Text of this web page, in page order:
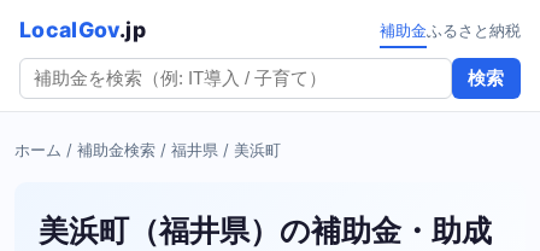
LocalGov.jp
検索
補助金ふるさと納税
ホーム / 補助金検索 / 福井県 / 美浜町
美浜町（福井県）の補助金・助成